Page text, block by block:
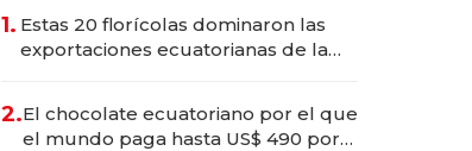
1. Estas 20 florícolas dominaron las
exportaciones ecuatorianas de la
2.El chocolate ecuatoriano por el que
el mundo paga hasta US$ 490 por